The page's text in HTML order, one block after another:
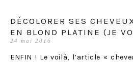
DÉCOLORER SES
EN BLOND PLATINE (JE
24 mai 2016
ENFIN ! Le voilà, l’article «